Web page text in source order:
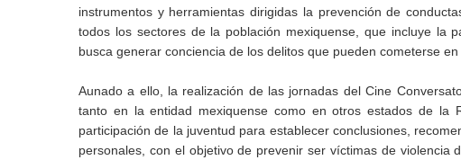
instrumentos y herramientas dirigidas la prevención de
todos los sectores de la población mexiquense, que incluye la
busca generar conciencia de los delitos que pueden cometerse en
Aunado a ello, la realización de las jornadas del Cine
tanto en la entidad mexiquense como en otros estados de la
participación de la juventud para establecer conclusiones,
personales, con el objetivo de prevenir ser víctimas de violencia